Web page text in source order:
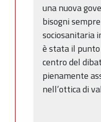
una nuova
bisogni
sociosanitaria
è stata il
centro del
pienamente
nell’ottica di